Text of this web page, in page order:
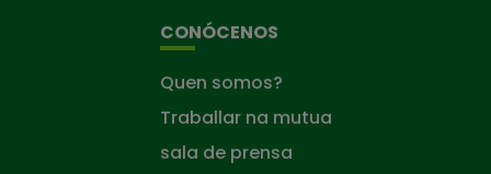
CONÓCENOS
Quen somos?
Traballar na mutua
sala de prensa